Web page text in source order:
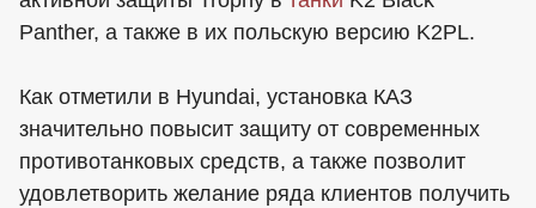
Panther, а также в их польскую версию K2PL.
Как отметили в Hyundai, установка КАЗ
значительно повысит защиту от современных
противотанковых средств, а также позволит
удовлетворить желание ряда клиентов получить